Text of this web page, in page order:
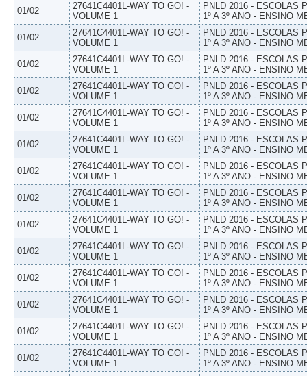
01/02
27641C4401L-WAY TO GO! -
VOLUME 1
PNLD 2016 - ESCOLAS
1º A 3º ANO - ENSINO
01/02
27641C4401L-WAY TO GO! -
VOLUME 1
PNLD 2016 - ESCOLAS
1º A 3º ANO - ENSINO
01/02
27641C4401L-WAY TO GO! -
VOLUME 1
PNLD 2016 - ESCOLAS
1º A 3º ANO - ENSINO
01/02
27641C4401L-WAY TO GO! -
VOLUME 1
PNLD 2016 - ESCOLAS
1º A 3º ANO - ENSINO
01/02
27641C4401L-WAY TO GO! -
VOLUME 1
PNLD 2016 - ESCOLAS
1º A 3º ANO - ENSINO
01/02
27641C4401L-WAY TO GO! -
VOLUME 1
PNLD 2016 - ESCOLAS
1º A 3º ANO - ENSINO
01/02
27641C4401L-WAY TO GO! -
VOLUME 1
PNLD 2016 - ESCOLAS
1º A 3º ANO - ENSINO
01/02
27641C4401L-WAY TO GO! -
VOLUME 1
PNLD 2016 - ESCOLAS
1º A 3º ANO - ENSINO
01/02
27641C4401L-WAY TO GO! -
VOLUME 1
PNLD 2016 - ESCOLAS
1º A 3º ANO - ENSINO
01/02
27641C4401L-WAY TO GO! -
VOLUME 1
PNLD 2016 - ESCOLAS
1º A 3º ANO - ENSINO
01/02
27641C4401L-WAY TO GO! -
VOLUME 1
PNLD 2016 - ESCOLAS
1º A 3º ANO - ENSINO
01/02
27641C4401L-WAY TO GO! -
VOLUME 1
PNLD 2016 - ESCOLAS
1º A 3º ANO - ENSINO
01/02
27641C4401L-WAY TO GO! -
VOLUME 1
PNLD 2016 - ESCOLAS
1º A 3º ANO - ENSINO
01/02
27641C4401L-WAY TO GO! -
VOLUME 1
PNLD 2016 - ESCOLAS
1º A 3º ANO - ENSINO